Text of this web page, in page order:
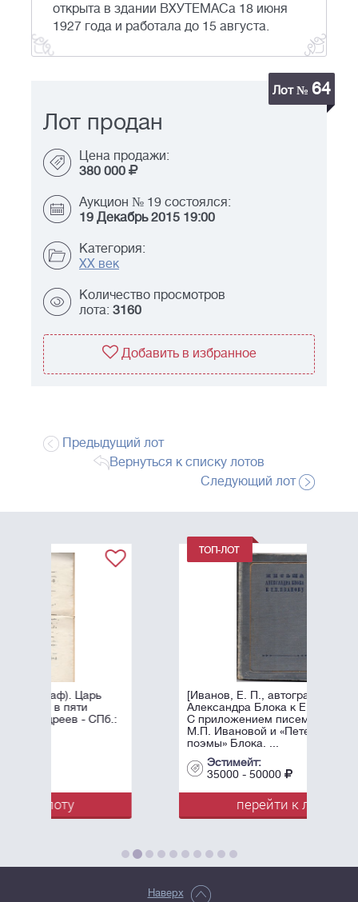
открыта в здании ВХУТЕМАСа 18 июня
1927 года и работала до 15 августа.
Лот № 64
Лот продан
Цена продажи:
380 000
Аукцион № 19 состоялся:
19 Декабрь 2015 19:00
Категория:
XX век
Количество просмотров
лота: 3160
Добавить в избранное
Предыдущий лот
Вернуться к списку лотов
Следующий лот
[Иванов, Е. П., автограф] Письма
Александра Блока к Е.П. Иванову:
С приложением писем А. Блока к
М.П. Ивановой и «Петербургской
Наверх